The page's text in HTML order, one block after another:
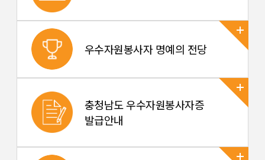
우수자원봉사자 명예의 전당
충청남도 우수자원봉사자증
발급안내